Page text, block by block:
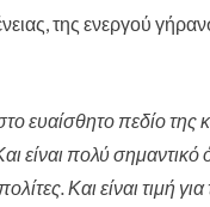
της ενεργού
ευαίσθητο πεδίο της
είναι πολύ σημαντικό
Και είναι τιμή
σε κίνδυνο
λειτουργία
Χαϊδαρίου